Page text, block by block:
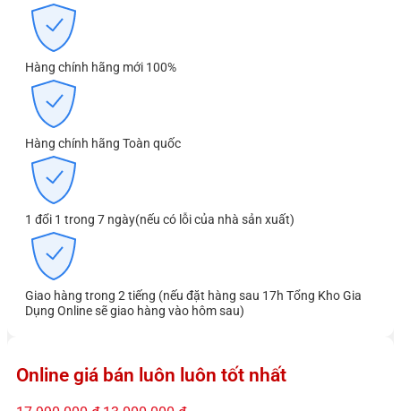
Hàng chính hãng mới 100%
Hàng chính hãng Toàn quốc
1 đổi 1 trong 7 ngày(nếu có lỗi của nhà sản xuất)
Giao hàng trong 2 tiếng (nếu đặt hàng sau 17h Tổng Kho Gia
Dụng Online sẽ giao hàng vào hôm sau)
Online giá bán luôn luôn tốt nhất